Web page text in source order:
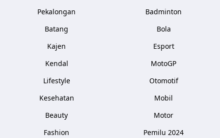
Pekalongan
Batang
Kajen
Kendal
Lifestyle
Kesehatan
Beauty
Fashion
Badminton
Bola
Esport
MotoGP
Otomotif
Mobil
Motor
Pemilu 2024